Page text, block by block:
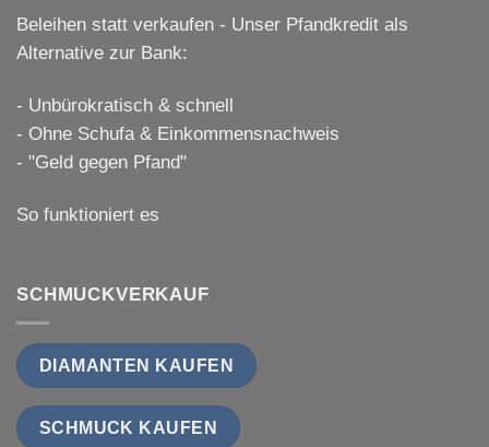
Beleihen statt verkaufen - Unser Pfandkredit als
Alternative zur Bank:
- Unbürokratisch & schnell
- Ohne Schufa & Einkommensnachweis
- "Geld gegen Pfand"
So funktioniert es
SCHMUCKVERKAUF
DIAMANTEN KAUFEN
SCHMUCK KAUFEN